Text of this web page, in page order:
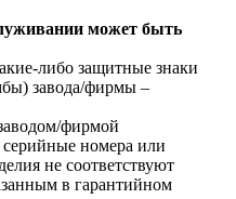
может быть
либо защитные знаки
завода/фирмы –
фирмой
серийные номера или
не соответствуют
в гарантийном